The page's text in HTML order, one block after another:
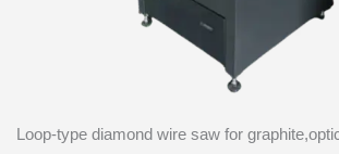
Loop-type diamond wire saw for